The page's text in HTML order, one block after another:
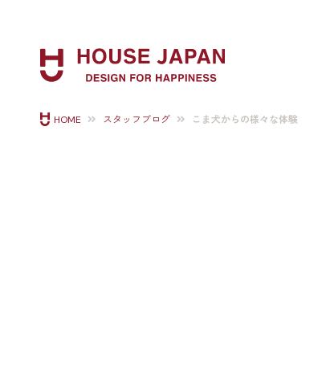
HOME スタッフブログ こま犬からの様々な体験